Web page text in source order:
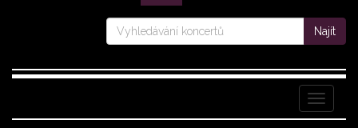
Najít
Menu